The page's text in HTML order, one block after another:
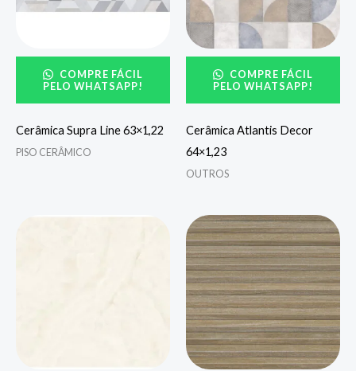
COMPRE FÁCIL
PELO WHATSAPP!
Cerâmica Supra Line 63×1,22
PISO CERÂMICO
COMPRE FÁCIL
PELO WHATSAPP!
Cerâmica Atlantis Decor
64×1,23
OUTROS